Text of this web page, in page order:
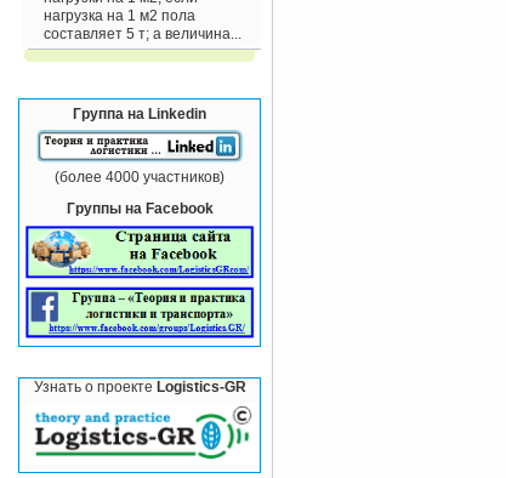
нагрузка на 1 м2 пола
составляет 5 т; а величина...
Группа на Linkedin
(более 4000 участников)
Группы на Facebook
Узнать о проекте Logistics-GR